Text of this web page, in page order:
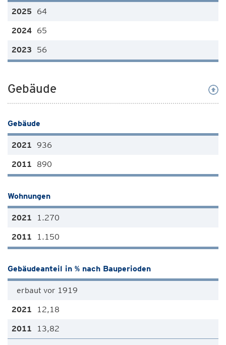
64
65
56
Gebäude
Gebäude
936
890
Wohnungen
1.270
1.150
Gebäudeanteil in % nach Bauperioden
erbaut vor 1919
12,18
13,82